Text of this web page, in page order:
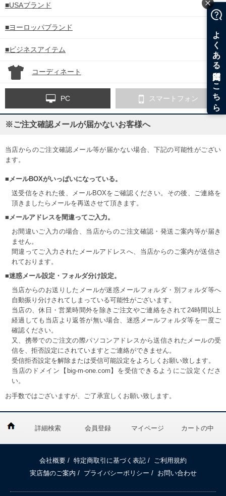
■USAブランド
■ヨーロッパブランド
■ビジネスアイテム
コーディネート
PC スマートフォン
※ご注文確認メールが届かないお客様へ
当店からのご注文確認メール等が届かない場合、下記の可能性がござい
ます。
■メールBOXがいっぱいになっている。
送受信をされた後、メールBOXをご確認ください。その後、ご連絡を
頂きましたらメールを再送させて頂きます。
■メールアドレスを間違ってご入力。
お間違いご入力の場合、当店からのご注文確認・発送ご案内等が届き
ません。
間違ってご入力されたメールアドレスへ、当店からのご案内が送信さ
れております。
■迷惑メール設定・フォルダ分け設定。
当店からのお送りしたメールが迷惑メールフォルダ・別フォルダ等へ
自動振り分けされてしまっている可能性がございます。
当店の、休日・営業時間外を除きご注文やご連絡をされて24時間以上
経過しても当店より返答が無い場合、迷惑メールフォルダ等を一度ご
確認ください。
又、携帯でのご注文の際パソコンアドレスから送信されたメールの受
信を、拒否設定にされていますとご連絡ができません。
受信拒否設定を解除または受信可能設定をよろしくお願い致します。
当店のドメイン【big-m-one.com】を受信できるようにご設定くださ
い。
お手数ではございますが、ご了承宜しくお願い致します。
詳細検索 会員登録 マイページ カートの中
会社概要 / 特定商取引に基づく表記 /
ご利用規約
実店舗のご案内 / プライバシーポリシー / お問い合わせ